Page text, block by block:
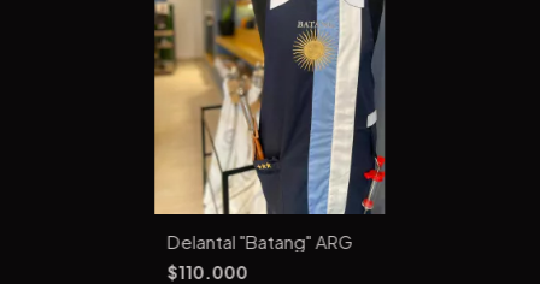
Delantal "Batang" ARG
$110.000